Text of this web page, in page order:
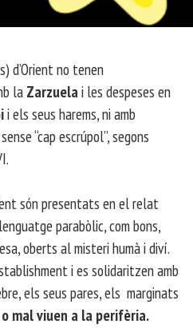
d’Orient no tenen
la Zarzuela i les despeses en
i els seus harems, ni amb
“cap escrúpol”, segons
són presentats en el relat
parabòlic, com bons,
oberts al misteri humà i diví.
i es solidaritzen amb
els seus pares, els marginats
mal viuen a la perifèria.